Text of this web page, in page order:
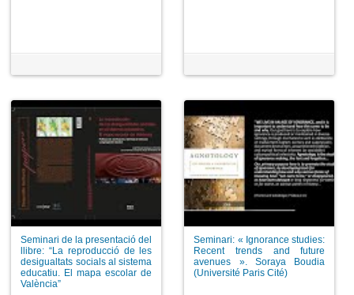
Seminari de la presentació del
llibre: “La reproducció de les
desigualtats socials al sistema
educatiu. El mapa escolar de
València”
Seminari: « Ignorance studies:
Recent trends and future
avenues ». Soraya Boudia
(Université Paris Cité)